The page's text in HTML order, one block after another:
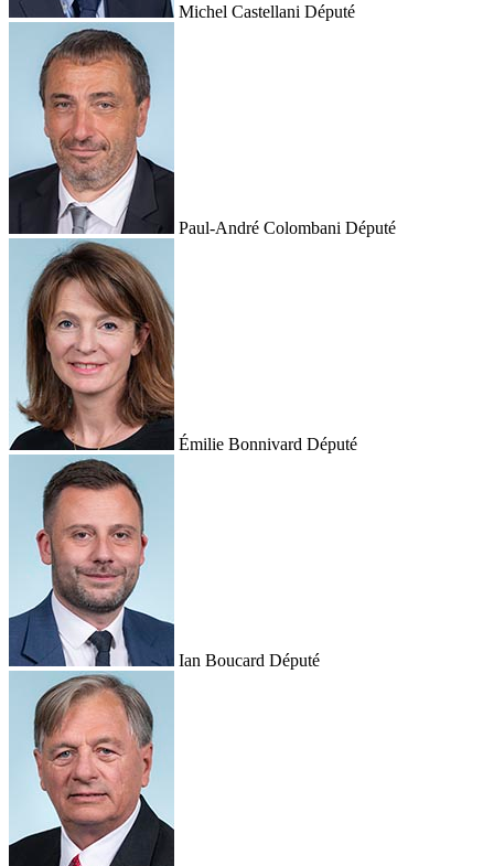
Michel Castellani Député
Paul-André Colombani Député
Émilie Bonnivard Député
Ian Boucard Député